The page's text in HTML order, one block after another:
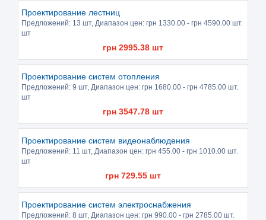
Проектирование лестниц
Предложений: 13 шт, Диапазон цен: грн 1330.00 - грн 4590.00 шт.
шт
грн 2995.38 шт
Проектирование систем отопления
Предложений: 9 шт, Диапазон цен: грн 1680.00 - грн 4785.00 шт.
шт
грн 3547.78 шт
Проектирование систем видеонаблюдения
Предложений: 11 шт, Диапазон цен: грн 455.00 - грн 1010.00 шт.
шт
грн 729.55 шт
Проектирование систем электроснабжения
Предложений: 8 шт, Диапазон цен: грн 990.00 - грн 2785.00 шт.